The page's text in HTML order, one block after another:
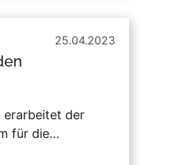
25.04.2023
erarbeitet der
für die…